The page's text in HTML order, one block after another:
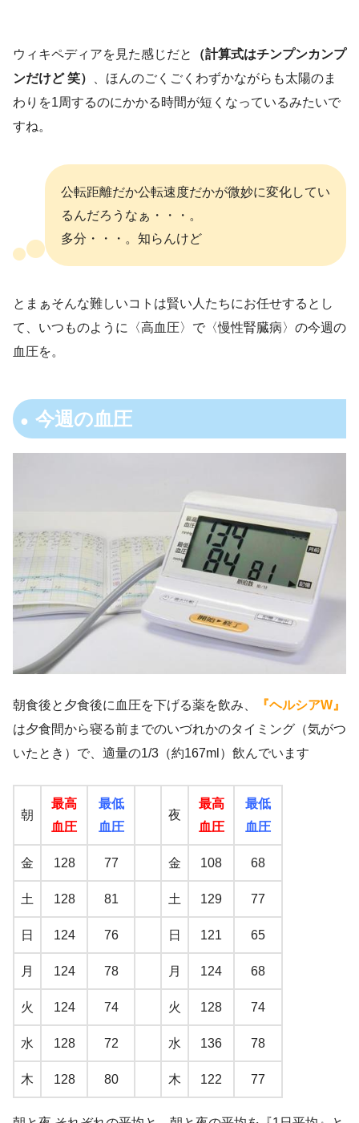
ウィキペディアを見た感じだと
（計算式はチンプンカンプ
ンだけど 笑）
、ほんのごくごくわずかながらも太陽のま
わりを1周するのにかかる時間が短くなっているみたいで
すね。
公転距離だか公転速度だかが微妙に変化してい
るんだろうなぁ・・・。
多分・・・。知らんけど
とまぁそんな難しいコトは賢い人たちにお任せするとし
て、いつものように〈高血圧〉で〈慢性腎臓病〉の今週の
血圧を。
今週の血圧
朝食後と夕食後に血圧を下げる薬を飲み、
『ヘルシアW』
は夕食間から寝る前までのいづれかのタイミング（気がつ
いたとき）で、適量の1/3（約167ml）飲んでいます
朝
最高
血圧
最低
血圧
夜
最高
血圧
最低
血圧
金 128 77 金 108 68
土 128 81 土 129 77
日 124 76 日 121 65
月 124 78 月 124 68
火 124 74 火 128 74
水 128 72 水 136 78
木 128 80 木 122 77